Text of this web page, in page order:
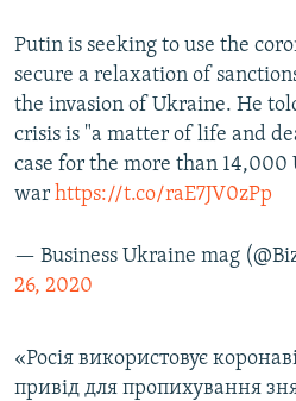
Putin is seeking to use the
secure a relaxation of
the invasion of Ukraine. He
crisis is "a matter of life and
case for the more than
war https://t.co/raE7JV0zPp
— Business Ukraine mag
26, 2020
«Росія використовує
привід для пропихування